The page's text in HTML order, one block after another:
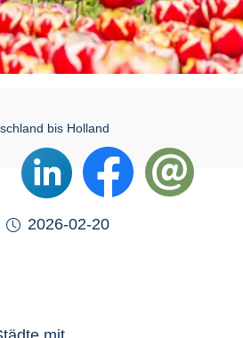
bis Holland
2026-02-20